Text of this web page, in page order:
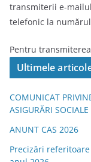
transmiterii e-
telefonic la numărul
Pentru
Ultimele
COMUNICAT
ASIGURĂRI
ANUNT CAS 2026
Precizări